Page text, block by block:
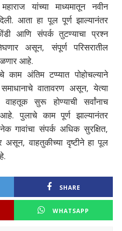
यांच्या माध्यमातून नवीन
आता हा पूल पूर्ण झाल्यानंतर
आणि संपर्क तुटण्याचा प्रश्न
असून, संपूर्ण परिसरातील
आहे.
टप्प्यात पोहोचल्याने
समाधानाचे वातावरण असून, येत्या
सुरू होण्याची सर्वांनाच
पुलाचे काम पूर्ण झाल्यानंतर
गावांचा संपर्क अधिक सुरक्षित,
वाहतुकीच्या दृष्टीने हा पूल
SHARE
WHATSAPP